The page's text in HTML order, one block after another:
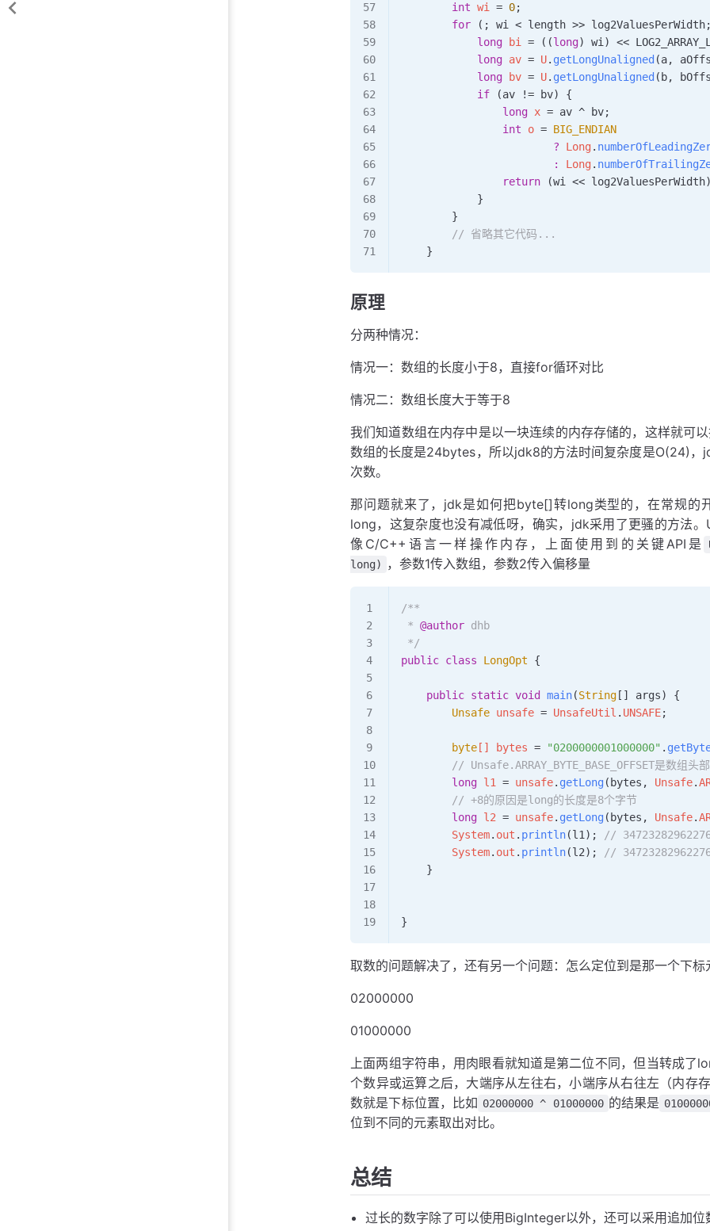
        int
wi = 0;
        for
( ; wi < length >> log2ValuesPerWidth;
            long
bi = ((long) wi) <<
            long
av = U. getLongUnaligned (a,
            long
bv = U. getLongUnaligned (b,
            if
(av != bv) {
                long
x = av ^ bv;
                int
o = BIG_ENDIAN
                        ?
Long .
                        :
Long .
                return
(wi <<
            }
        }
        // 省略其它代码...
    }
原理
分两种情况：
情况一：数组的长度小于8，直接for循环对比
情况二：数组长度大于等于8
我们知道数组在内存中是以一块连续的内存存储的，这样就可
数组的长度是24bytes，所以jdk8的方法时间复杂度是O(24)
次数。
那问题就来了，jdk是如何把byte[]转long类型的，在常规的
long，这复杂度也没有减低呀，确实，jdk采用了更骚的方法
像C/C++语言一样操作内存，上面使用到的关键API是
long)
，参数1传入数组，参数2传入偏移量
/**
* @author dhb
*/
public class LongOpt {
    public
static void main(String [] args)
{
        Unsafe
unsafe = UnsafeUtil . UNSAFE;
        byte
[] bytes = "0200000001000000" .
// Unsafe.ARRAY_BYTE_BASE_OFFSET是数组头部
        long
l1 = unsafe. getLong (bytes, Unsafe.
        // +8的原因是long的长度是8个字节
        long
l2 = unsafe. getLong (bytes, Unsafe.
        System
. out . println(l1);
//
        System
. out . println(l2);
//
    }
}
取数的问题解决了，还有另一个问题：怎么定位到是那一个下标
02000000
01000000
上面两组字符串，用肉眼看就知道是第二位不同，但当转成了
个数异或运算之后，大端序从左往右，小端序从右往左（内存
数就是下标位置，比如 02000000 ^ 01000000 的结果是
位到不同的元素取出对比。
总结
过长的数字除了可以使用BigInteger以外，还可以采用追加位